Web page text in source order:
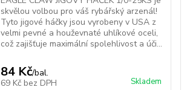
skvělou volbou pro váš rybářský arzenál!
Tyto jigové háčky jsou vyrobeny v USA z
velmi pevné a houževnaté uhlíkové oceli,
což zajišťuje maximální spolehlivost a úči...
84 Kč/bal.
69 Kč bez DPH Skladem